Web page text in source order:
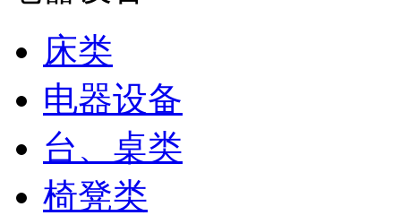
床类
电器设备
台、桌类
椅凳类